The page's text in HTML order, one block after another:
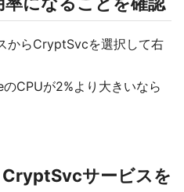
からCryptSvcを選択して右
CPUが2%より大きいなら
サービスを